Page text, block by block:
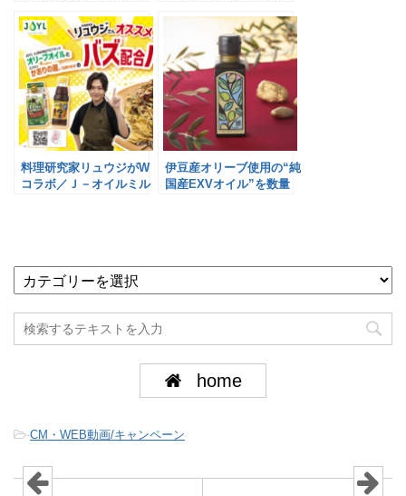
料理研究家リュウジがW
コラボ／Ｊ－オイルミル
伊豆産オリーブ使用の“純
国産EXVオイル”を数量
home
-CM・WEB動画/キャンペーン